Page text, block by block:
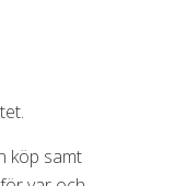
köp samt